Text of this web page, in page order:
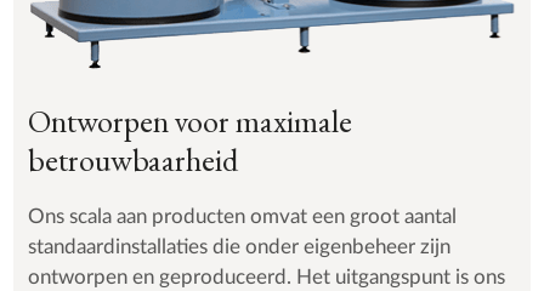
Ontworpen voor maximale
betrouwbaarheid
Ons scala aan producten omvat een groot aantal
standaardinstallaties die onder eigenbeheer zijn
ontworpen en geproduceerd. Het uitgangspunt is ons